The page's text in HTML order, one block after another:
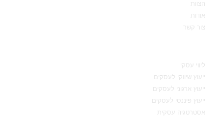
הצוות
אודות
צור קשר
ליווי עסקי
ייעוץ שיווקי לעסקים
ייעוץ ארגוני לעסקים
ייעוץ פיננסי לעסקים
אסטרטגיה עסקית